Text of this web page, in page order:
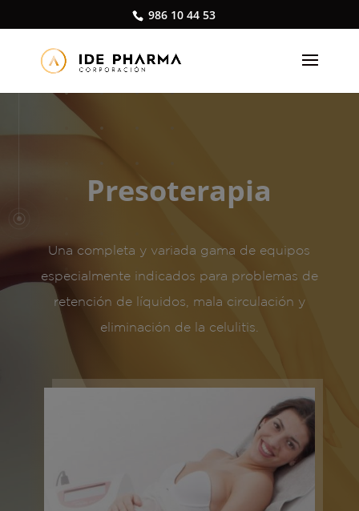
986 10 44 53
Presoterapia
Una completa y variada gama de equipos
especialmente indicados para problemas de
retención de líquidos, mala circulación y
eliminación de la celulitis.